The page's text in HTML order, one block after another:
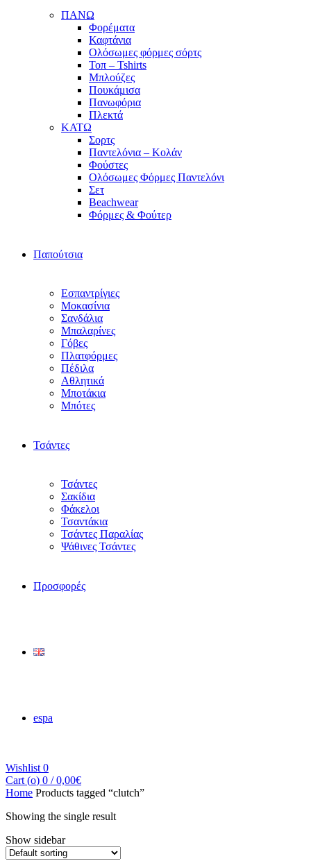
ΠΑΝΩ
Φορέματα
Καφτάνια
Ολόσωμες φόρμες σόρτς
Τοπ – Tshirts
Μπλούζες
Πουκάμισα
Πανωφόρια
Πλεκτά
ΚΑΤΩ
Σορτς
Παντελόνια – Κολάν
Φούστες
Ολόσωμες Φόρμες Παντελόνι
Σετ
Beachwear
Φόρμες & Φούτερ
Παπούτσια
Εσπαντρίγιες
Μοκασίνια
Σανδάλια
Μπαλαρίνες
Γόβες
Πλατφόρμες
Πέδιλα
Αθλητικά
Μποτάκια
Μπότες
Τσάντες
Τσάντες
Σακίδια
Φάκελοι
Τσαντάκια
Τσάντες Παραλίας
Ψάθινες Τσάντες
Προσφορές
espa
Wishlist 0
Cart (o) 0 / 0,00€
Home Products tagged “clutch”
Showing the single result
Show sidebar